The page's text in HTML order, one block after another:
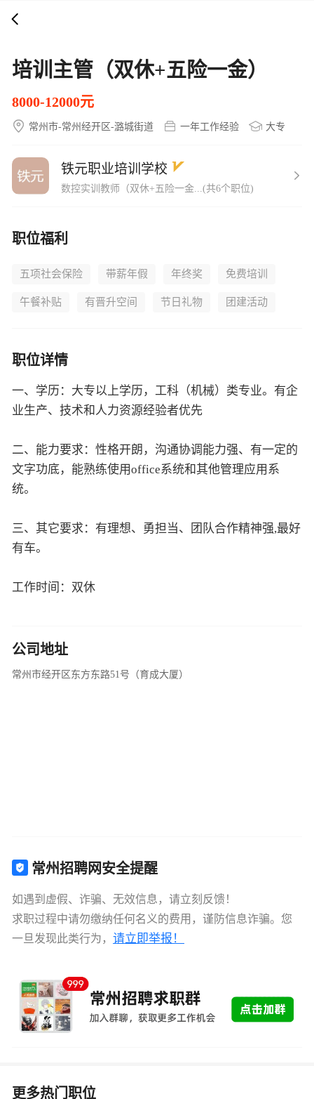
培训主管（双休+五险一金）
8000-12000元
常州市-常州经开区-潞城街道 一年工作经验 大专
铁元职业培训学校
数控实训教师（双休+五险一金...(共6个职位)
职位福利
五项社会保险 带薪年假 年终奖 免费培训
午餐补贴 有晋升空间 节日礼物 团建活动
职位详情
一、学历：大专以上学历，工科（机械）类专业。有企
业生产、技术和人力资源经验者优先
二、能力要求：性格开朗，沟通协调能力强、有一定的
文字功底，能熟练使用office系统和其他管理应用系
统。
三、其它要求：有理想、勇担当、团队合作精神强,最好
有车。
工作时间：双休
公司地址
常州市经开区东方东路51号（育成大厦）
常州招聘网安全提醒
如遇到虚假、诈骗、无效信息，请立刻反馈！
求职过程中请勿缴纳任何名义的费用，谨防信息诈骗。您
一旦发现此类行为， 请立即举报！
更多热门职位